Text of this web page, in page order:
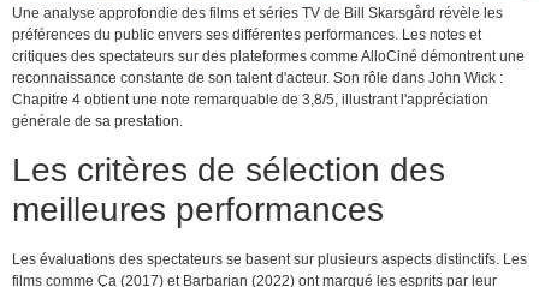
Une analyse approfondie des films et séries TV de Bill Skarsgård révèle les
préférences du public envers ses différentes performances. Les notes et
critiques des spectateurs sur des plateformes comme AlloCiné démontrent une
reconnaissance constante de son talent d'acteur. Son rôle dans John Wick :
Chapitre 4 obtient une note remarquable de 3,8/5, illustrant l'appréciation
générale de sa prestation.
Les critères de sélection des
meilleures performances
Les évaluations des spectateurs se basent sur plusieurs aspects distinctifs. Les
films comme Ça (2017) et Barbarian (2022) ont marqué les esprits par leur